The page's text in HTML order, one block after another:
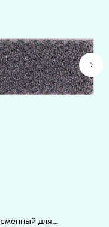
сменный для